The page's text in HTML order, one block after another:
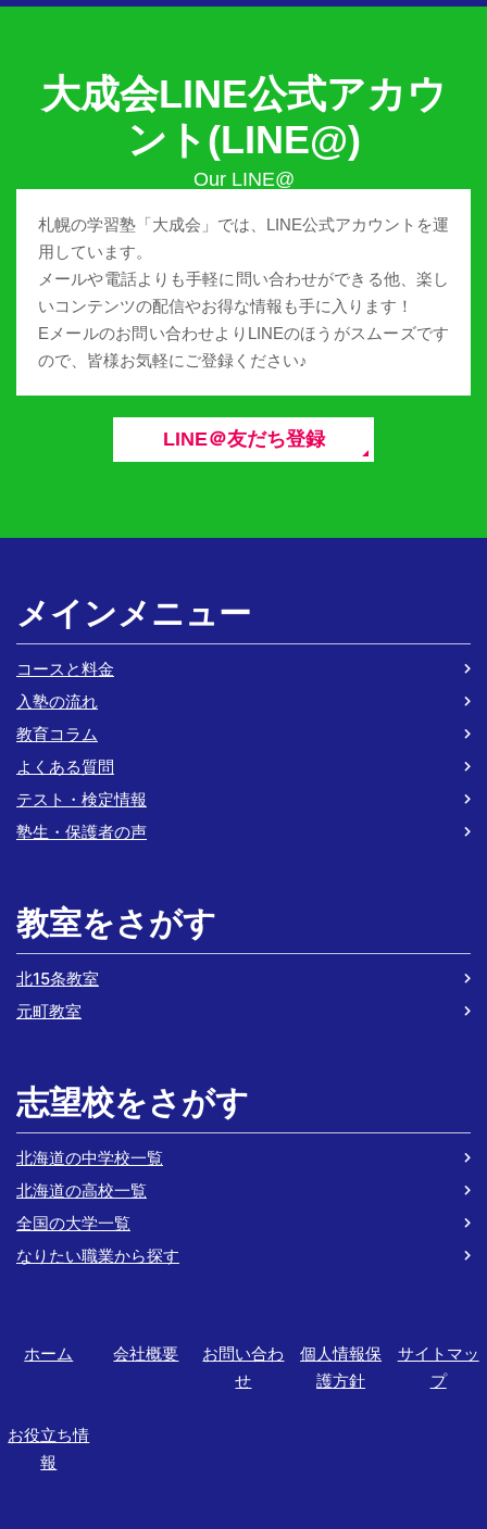
大成会LINE公式アカウ
ント(LINE@)
札幌の学習塾「大成会」では、LINE公式アカウントを運
用しています。
メールや電話よりも手軽に問い合わせができる他、楽し
いコンテンツの配信やお得な情報も手に入ります！
Eメールのお問い合わせよりLINEのほうがスムーズです
ので、皆様お気軽にご登録ください♪
LINE＠友だち登録
メインメニュー
コースと料金
入塾の流れ
教育コラム
よくある質問
テスト・検定情報
塾生・保護者の声
教室をさがす
北15条教室
元町教室
志望校をさがす
北海道の中学校一覧
北海道の高校一覧
全国の大学一覧
なりたい職業から探す
ホーム 会社概要
お問い合わ
せ
個人情報保
護方針
サイトマッ
プ
お役立ち情
報